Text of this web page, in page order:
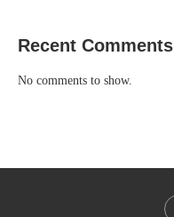
Recent Comments
No comments to show.